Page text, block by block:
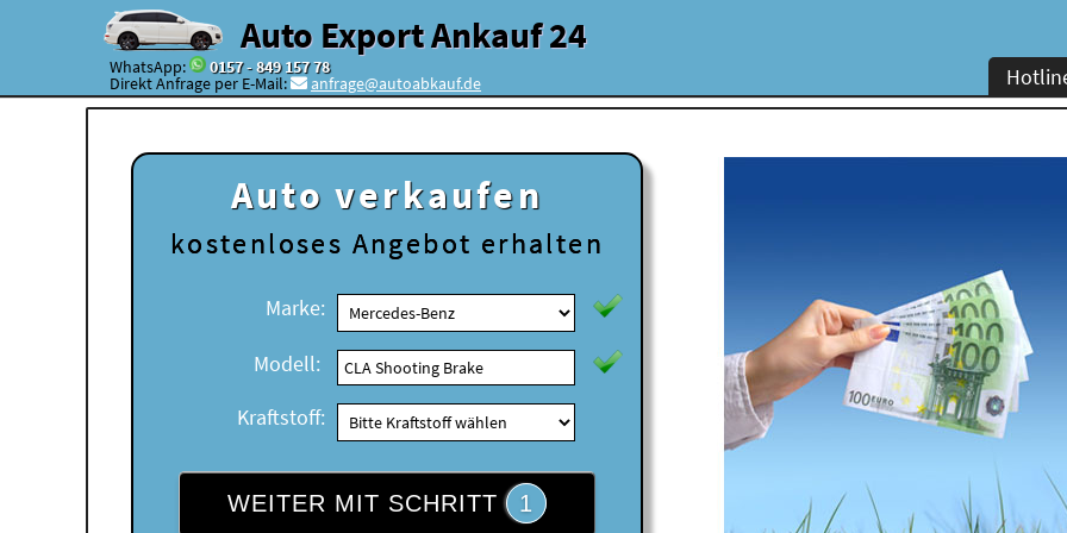
Auto Export Ankauf 24
WhatsApp: 0157 - 849 157 78
Direkt Anfrage per E-Mail: anfrage@autoabkauf.de
Auto verkaufen
kostenloses Angebot erhalten
Marke:
Modell:
Kraftstoff:
WEITER MIT SCHRITT 1